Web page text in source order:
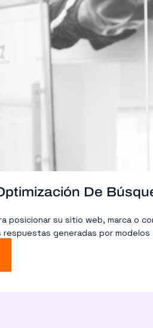
De
posicionar su sitio web, marca o
generadas por modelos